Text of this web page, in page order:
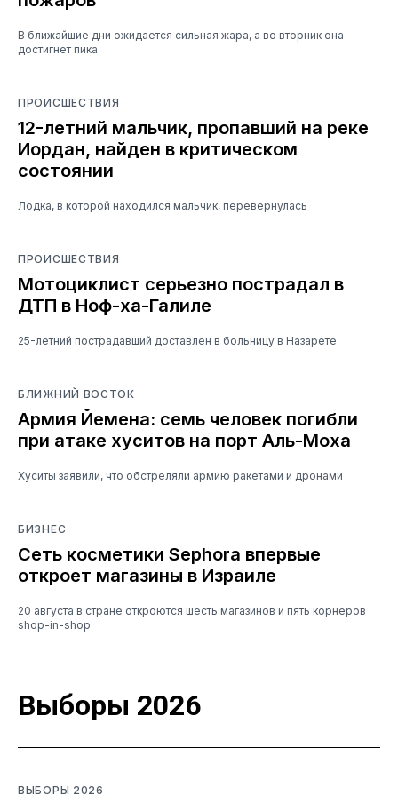
В ближайшие дни ожидается сильная жара, а во вторник она
достигнет пика
ПРОИСШЕСТВИЯ
12-летний мальчик, пропавший на реке
Иордан, найден в критическом
состоянии
Лодка, в которой находился мальчик, перевернулась
ПРОИСШЕСТВИЯ
Мотоциклист серьезно пострадал в
ДТП в Ноф-ха-Галиле
25-летний пострадавший доставлен в больницу в Назарете
БЛИЖНИЙ ВОСТОК
Армия Йемена: семь человек погибли
при атаке хуситов на порт Аль-Моха
Хуситы заявили, что обстреляли армию ракетами и дронами
БИЗНЕС
Сеть косметики Sephora впервые
откроет магазины в Израиле
20 августа в стране откроются шесть магазинов и пять корнеров
shop-in-shop
Выборы 2026
ВЫБОРЫ 2026